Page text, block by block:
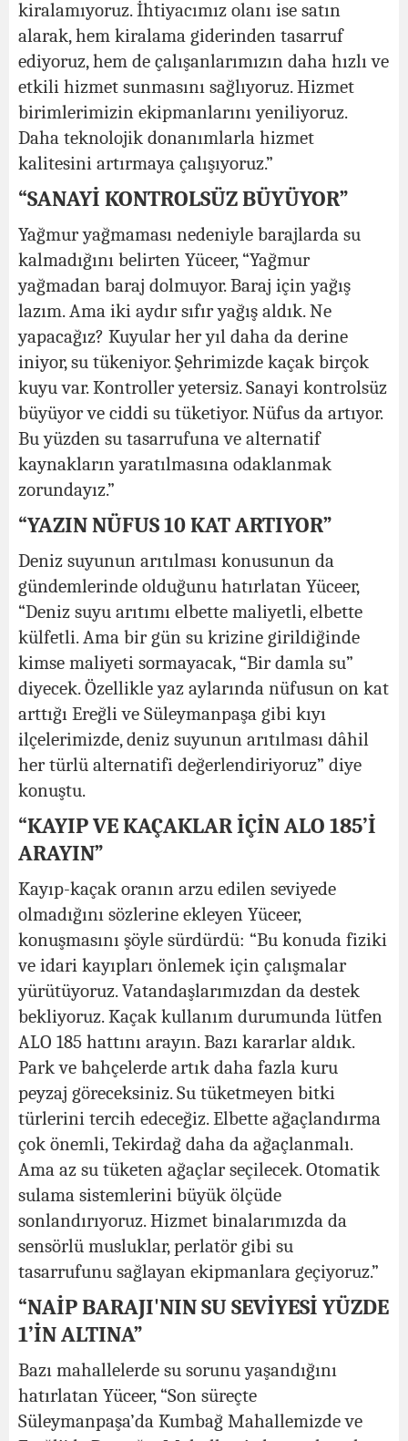
kiralamıyoruz. İhtiyacımız olanı ise satın
alarak, hem kiralama giderinden tasarruf
ediyoruz, hem de çalışanlarımızın daha hızlı ve
etkili hizmet sunmasını sağlıyoruz. Hizmet
birimlerimizin ekipmanlarını yeniliyoruz.
Daha teknolojik donanımlarla hizmet
kalitesini artırmaya çalışıyoruz.”
“SANAYİ KONTROLSÜZ BÜYÜYOR”
Yağmur yağmaması nedeniyle barajlarda su
kalmadığını belirten Yüceer, “Yağmur
yağmadan baraj dolmuyor. Baraj için yağış
lazım. Ama iki aydır sıfır yağış aldık. Ne
yapacağız? Kuyular her yıl daha da derine
iniyor, su tükeniyor. Şehrimizde kaçak birçok
kuyu var. Kontroller yetersiz. Sanayi kontrolsüz
büyüyor ve ciddi su tüketiyor. Nüfus da artıyor.
Bu yüzden su tasarrufuna ve alternatif
kaynakların yaratılmasına odaklanmak
zorundayız.”
“YAZIN NÜFUS 10 KAT ARTIYOR”
Deniz suyunun arıtılması konusunun da
gündemlerinde olduğunu hatırlatan Yüceer,
“Deniz suyu arıtımı elbette maliyetli, elbette
külfetli. Ama bir gün su krizine girildiğinde
kimse maliyeti sormayacak, “Bir damla su”
diyecek. Özellikle yaz aylarında nüfusun on kat
arttığı Ereğli ve Süleymanpaşa gibi kıyı
ilçelerimizde, deniz suyunun arıtılması dâhil
her türlü alternatifi değerlendiriyoruz” diye
konuştu.
“KAYIP VE KAÇAKLAR İÇİN ALO 185’İ
ARAYIN”
Kayıp-kaçak oranın arzu edilen seviyede
olmadığını sözlerine ekleyen Yüceer,
konuşmasını şöyle sürdürdü: “Bu konuda fiziki
ve idari kayıpları önlemek için çalışmalar
yürütüyoruz. Vatandaşlarımızdan da destek
bekliyoruz. Kaçak kullanım durumunda lütfen
ALO 185 hattını arayın. Bazı kararlar aldık.
Park ve bahçelerde artık daha fazla kuru
peyzaj göreceksiniz. Su tüketmeyen bitki
türlerini tercih edeceğiz. Elbette ağaçlandırma
çok önemli, Tekirdağ daha da ağaçlanmalı.
Ama az su tüketen ağaçlar seçilecek. Otomatik
sulama sistemlerini büyük ölçüde
sonlandırıyoruz. Hizmet binalarımızda da
sensörlü musluklar, perlatör gibi su
tasarrufunu sağlayan ekipmanlara geçiyoruz.”
“NAİP BARAJI'NIN SU SEVİYESİ YÜZDE
1’İN ALTINA”
Bazı mahallelerde su sorunu yaşandığını
hatırlatan Yüceer, “Son süreçte
Süleymanpaşa’da Kumbağ Mahallemizde ve